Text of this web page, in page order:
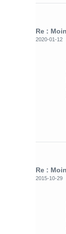
Re :
2020-01-12
Re :
2015-10-29